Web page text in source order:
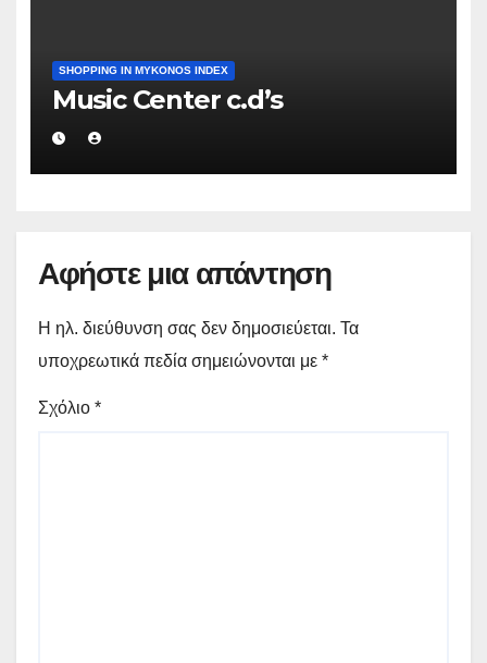
SHOPPING IN MYKONOS INDEX
Music Center c.d’s
Αφήστε μια απάντηση
Η ηλ. διεύθυνση σας δεν δημοσιεύεται. Τα
υποχρεωτικά πεδία σημειώνονται με *
Σχόλιο *